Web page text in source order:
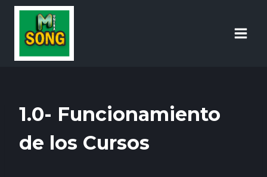
1.0- Funcionamiento
de los Cursos